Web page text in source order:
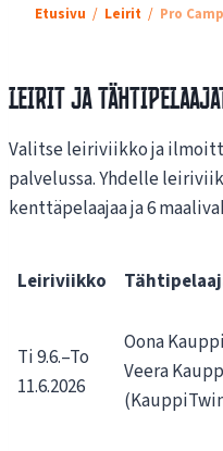
Etusivu Leirit Pro Camp
Leirit ja
Valitse leiriviikko ja
palvelussa. Yhdelle
kenttäpelaajaa ja 6
Leiriviikko
Ti 9.6.–To
11.6.2026
Oona
Veera